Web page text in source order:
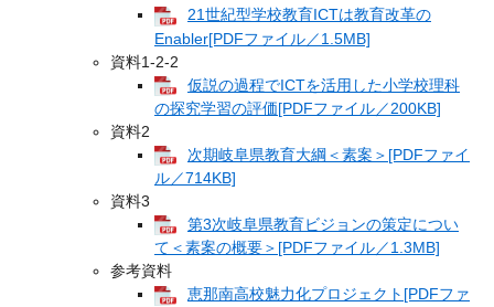
21世紀型学校教育ICTは教育改革の
Enabler[PDFファイル／1.5MB]
資料1-2-2
仮説の過程でICTを活用した小学校理科
の探究学習の評価[PDFファイル／200KB]
資料2
次期岐阜県教育大綱＜素案＞[PDFファイ
ル／714KB]
資料3
第3次岐阜県教育ビジョンの策定につい
て＜素案の概要＞[PDFファイル／1.3MB]
参考資料
恵那南高校魅力化プロジェクト[PDFファ